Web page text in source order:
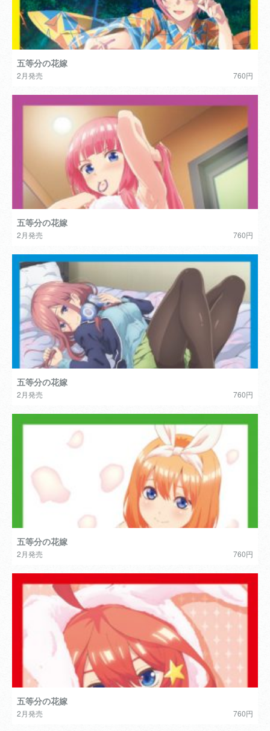
五等分の花嫁
2月発売 760円
五等分の花嫁
2月発売 760円
五等分の花嫁
2月発売 760円
五等分の花嫁
2月発売 760円
五等分の花嫁
2月発売 760円